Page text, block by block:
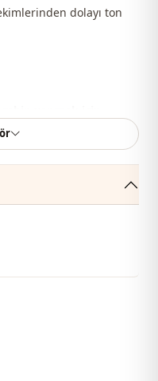
dolayı ton